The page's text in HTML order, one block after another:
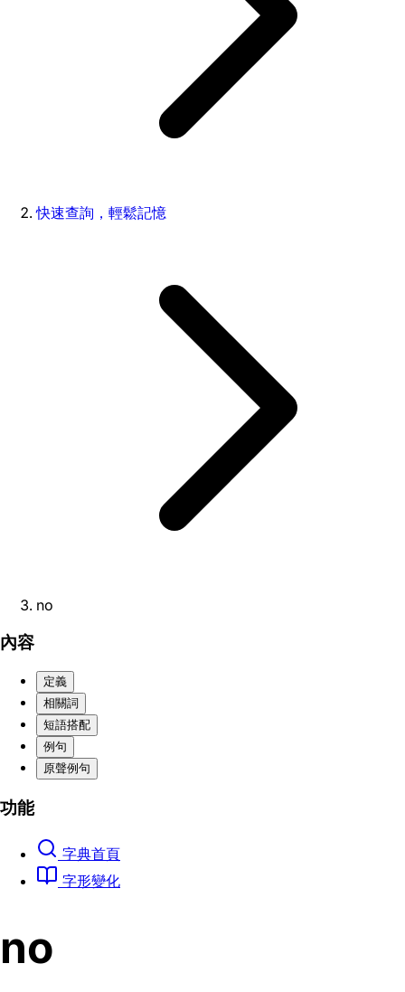
快速查詢，輕鬆記憶
no
內容
定義
相關詞
短語搭配
例句
原聲例句
功能
字典首頁
字形變化
no